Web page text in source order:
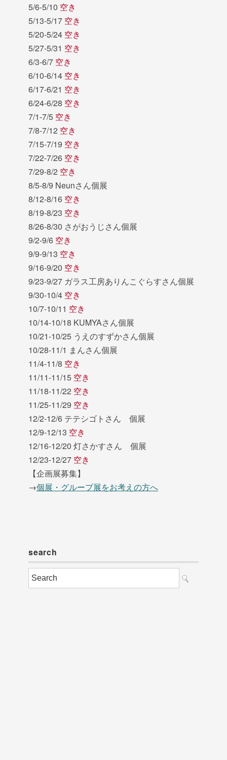
5/6-5/10 空き
5/13-5/17 空き
5/20-5/24 空き
5/27-5/31 空き
6/3-6/7 空き
6/10-6/14 空き
6/17-6/21 空き
6/24-6/28 空き
7/1-7/5 空き
7/8-7/12 空き
7/15-7/19 空き
7/22-7/26 空き
7/29-8/2 空き
8/5-8/9 Neunさん個展
8/12-8/16 空き
8/19-8/23 空き
8/26-8/30 さがおうじさん個展
9/2-9/6 空き
9/9-9/13 空き
9/16-9/20 空き
9/23-9/27 ガラス工房ありんこぐらすさん個展
9/30-10/4 空き
10/7-10/11 空き
10/14-10/18 KUMYAさん個展
10/21-10/25 うえのすずかさん個展
10/28-11/1 まんさん個展
11/4-11/8 空き
11/11-11/15 空き
11/18-11/22 空き
11/25-11/29 空き
12/2-12/6 テテシゴトさん 個展
12/9-12/13 空き
12/16-12/20 灯さかすさん 個展
12/23-12/27 空き
【企画展募集】
→個展・グループ展をお考えの方へ
search